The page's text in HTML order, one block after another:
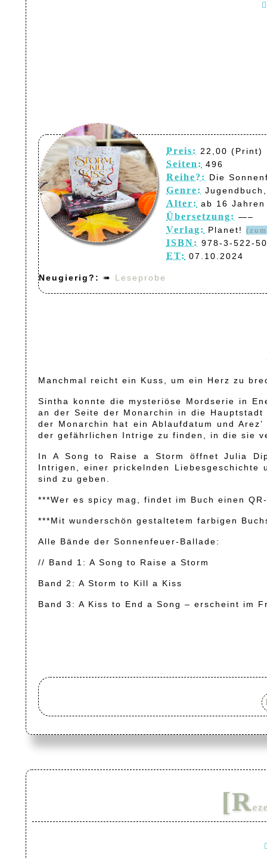
Preis: 22,00 (Print)
Seiten: 496
Reihe?: Die
Genre:
Alter: ab 16 Jahren
Übersetzung: —–
Verlag: Planet!
ISBN: 978-3-522-
ET: 07.10.2024
Neugierig?: ➠ Leseprobe
Manchmal reicht ein Kuss, um ein Herz zu
Sintha konnte die mysteriöse Mordserie in
an der Seite der Monarchin in die
der Monarchin hat ein Ablaufdatum und
der gefährlichen Intrige zu finden, in die sie
In A Song to Raise a Storm öffnet Julia
Intrigen, einer prickelnden
sind zu geben.
***Wer es spicy mag, findet im Buch einen
***Mit wunderschön gestaltetem farbigen
Alle Bände der Sonnenfeuer-Ballade:
// Band 1: A Song to Raise a Storm
Band 2: A Storm to Kill a Kiss
Band 3: A Kiss to End a Song – erscheint im
[R